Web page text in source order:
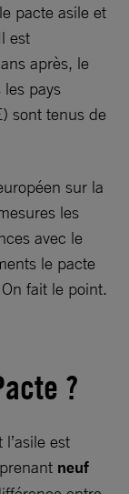
pacte asile et
est
après, le
pays
sont tenus de
sur la
les
avec le
le pacte
fait le point.
?
est
neuf